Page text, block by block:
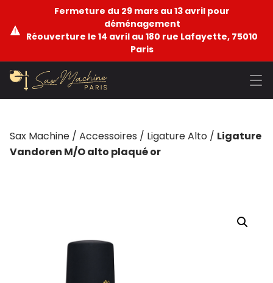
Fermeture du 29 mars au 13 avril pour
déménagement
Réouverture le 14 avril au 180 rue Lafayette, 75010
Paris
Sax Machine / Accessoires / Ligature Alto / Ligature
Vandoren M/O alto plaqué or